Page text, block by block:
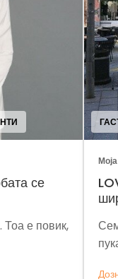
ГАСТРОНОМИЈА
LOV Popcorn:
шири преку
Семејна
пуканките во